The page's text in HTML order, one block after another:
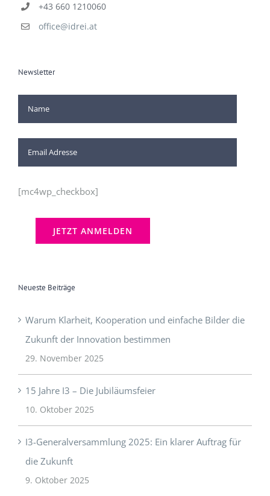
+43 660 1210060
office@idrei.at
Newsletter
[mc4wp_checkbox]
Neueste Beiträge
Warum Klarheit, Kooperation und einfache Bilder die
Zukunft der Innovation bestimmen
29. November 2025
15 Jahre I3 – Die Jubiläumsfeier
10. Oktober 2025
I3-Generalversammlung 2025: Ein klarer Auftrag für
die Zukunft
9. Oktober 2025